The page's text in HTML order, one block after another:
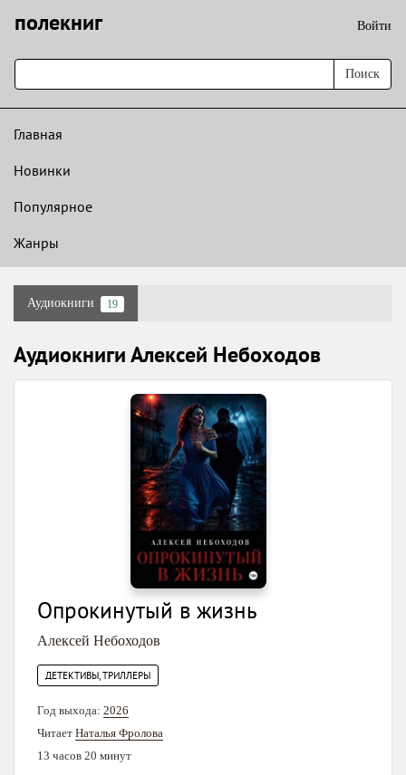
полекниг Войти
Поиск
Главная
Новинки
Популярное
Жанры
Аудиокниги 19
Аудиокниги Алексей Небоходов
Опрокинутый в жизнь
Алексей Небоходов
ДЕТЕКТИВЫ, ТРИЛЛЕРЫ
Год выхода: 2026
Читает Наталья Фролова
13 часов 20 минут